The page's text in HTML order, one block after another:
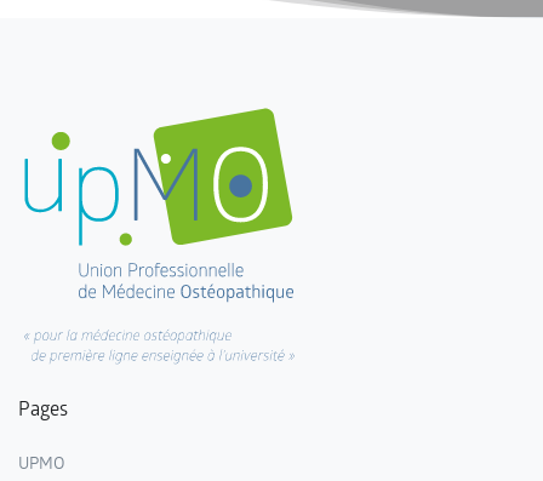
Pages
UPMO